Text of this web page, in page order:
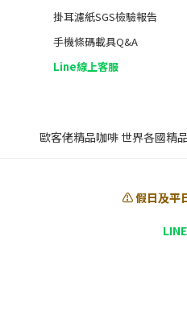
掛耳濾紙SGS檢驗報告
手機條碼載具Q&A
Line線上客服
歐客佬精品咖啡 世界各國精
⚠️ 假日及平